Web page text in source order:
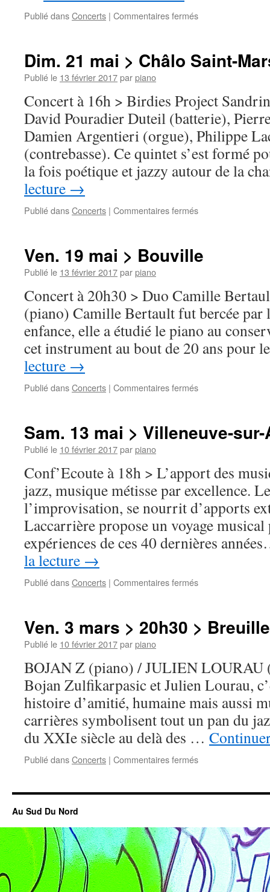
Publié dansConcerts | Commentaires ferméssur
>
Alais
Dim. 21 mai > Châlo Saint-
Publié le 13 février 2017parpiano
Concert à 16h > Birdies Project
David Pouradier Duteil (batterie),
Damien Argentieri (orgue), Philippe
(contrebasse). Ce quintet s’est formé
la fois poétique et jazzy autour de la
lecture →
Publié dansConcerts | Commentaires ferméssur
>
Mars
Ven. 19 mai > Bouville
Publié le 13 février 2017parpiano
Concert à 20h30 > Duo Camille
(piano) Camille Bertault fut bercée par
enfance, elle a étudié le piano au
cet instrument au bout de 20 ans pour
lecture →
Publié dansConcerts | Commentaires ferméssur
>
Sam. 13 mai > Villeneuve-
Publié le 10 février 2017parpiano
Conf’Ecoute à 18h > L’apport des
jazz, musique métisse par excellence.
l’improvisation, se nourrit d’apports
Laccarrière propose un voyage
expériences de ces 40 dernières
la lecture →
Publié dansConcerts | Commentaires ferméssur
>
Auvers
Ven. 3 mars > 20h30 >
Publié le 10 février 2017parpiano
BOJAN Z (piano) / JULIEN LOURAU
Bojan Zulfikarpasic et Julien Lourau,
histoire d’amitié, humaine mais aussi
carrières symbolisent tout un pan du
du XXIe siècle au delà des …
Publié dansConcerts | Commentaires ferméssur
mars
>
Breuillet
Au Sud Du Nord